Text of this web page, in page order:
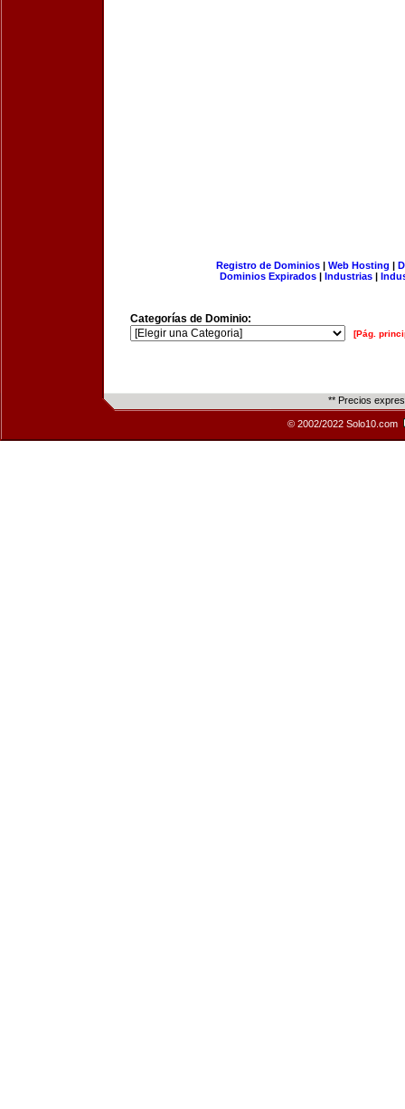
Registro de Dominios| Web Hosting |
Dominios Expirados | Industrias |
Categorías de Dominio:
[Pág.
** Precios
© 2002/2022 Solo10.com